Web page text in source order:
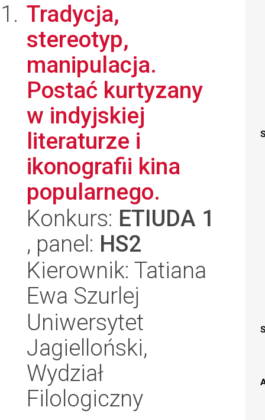
Tradycja,
stereotyp,
manipulacja.
Postać kurtyzany
w indyjskiej
literaturze i
ikonografii kina
popularnego.
Konkurs: ETIUDA 1
, panel: HS2
Kierownik: Tatiana
Ewa Szurlej
Uniwersytet
Jagielloński,
Wydział
Filologiczny